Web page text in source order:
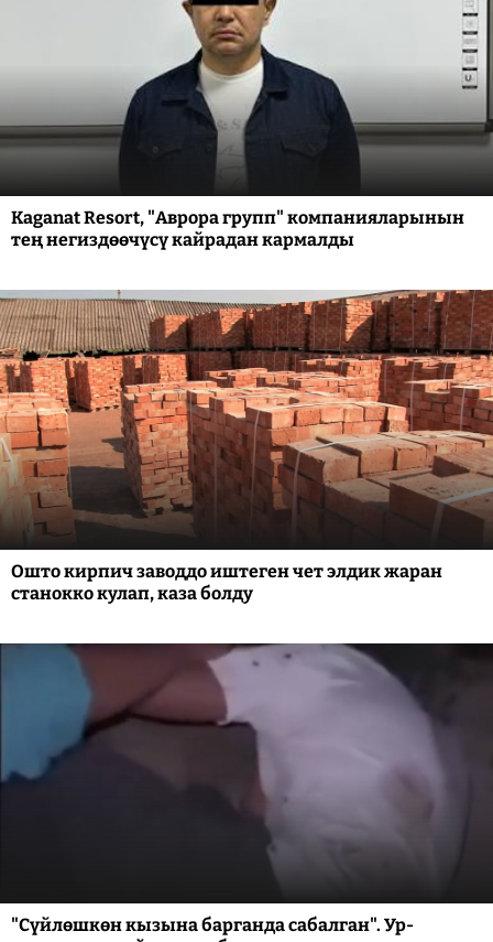
Kaganat Resort, "Аврора групп" компанияларынын
тең негиздөөчүсү кайрадан кармалды
Ошто кирпич заводдо иштеген чет элдик жаран
станокко кулап, каза болду
"Сүйлөшкөн кызына барганда сабалган". Ур-